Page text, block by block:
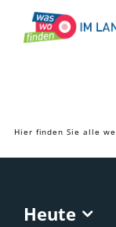
Inhalt
springen
Hier finden Sie alle
Heute